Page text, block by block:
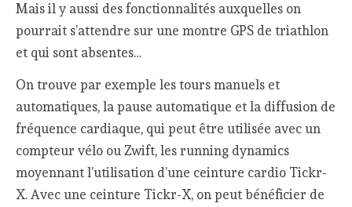
Mais il y aussi des fonctionnalités auxquelles on
pourrait s’attendre sur une montre GPS de triathlon
et qui sont absentes…
On trouve par exemple les tours manuels et
automatiques, la pause automatique et la diffusion de
fréquence cardiaque, qui peut être utilisée avec un
compteur vélo ou Zwift, les running dynamics
moyennant l’utilisation d’une ceinture cardio Tickr-
X. Avec une ceinture Tickr-X, on peut bénéficier de